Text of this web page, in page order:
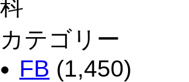
カテゴリー
FB (1,450)